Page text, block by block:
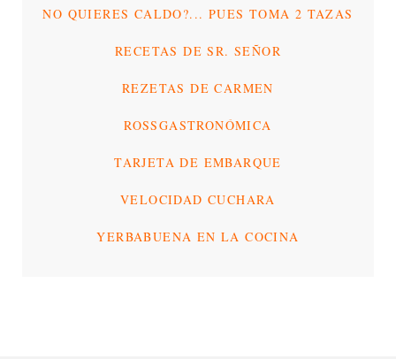
NO QUIERES CALDO?... PUES TOMA 2 TAZAS
RECETAS DE SR. SEÑOR
REZETAS DE CARMEN
ROSSGASTRONÓMICA
TARJETA DE EMBARQUE
VELOCIDAD CUCHARA
YERBABUENA EN LA COCINA